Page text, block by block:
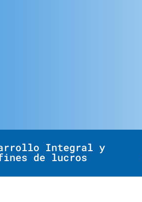
Integral y
de lucros